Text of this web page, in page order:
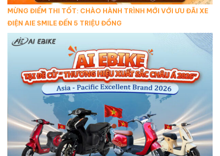
MỪNG ĐIỂM THI TỐT: CHÀO HÀNH TRÌNH MỚI VỚI ƯU ĐÃI XE
ĐIỆN AIE SMILE ĐẾN 5 TRIỆU ĐỒNG